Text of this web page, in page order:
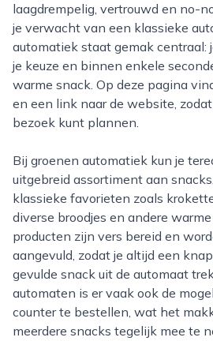
laagdrempelig, vertrouwd en no-
je verwacht van een klassieke
automatiek staat gemak centraal:
je keuze en binnen enkele
warme snack. Op deze pagina
en een link naar de website,
bezoek kunt plannen.
Bij groenen automatiek kun je terecht voor een
uitgebreid assortiment aan
klassieke favorieten zoals
diverse broodjes en andere
producten zijn vers bereid en
aangevuld, zodat je altijd een
gevulde snack uit de automaat
automaten is er vaak ook de
counter te bestellen, wat het
meerdere snacks tegelijk mee te